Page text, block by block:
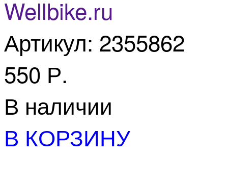
Артикул: 2355862
550 Р.
В наличии
В КОРЗИНУ